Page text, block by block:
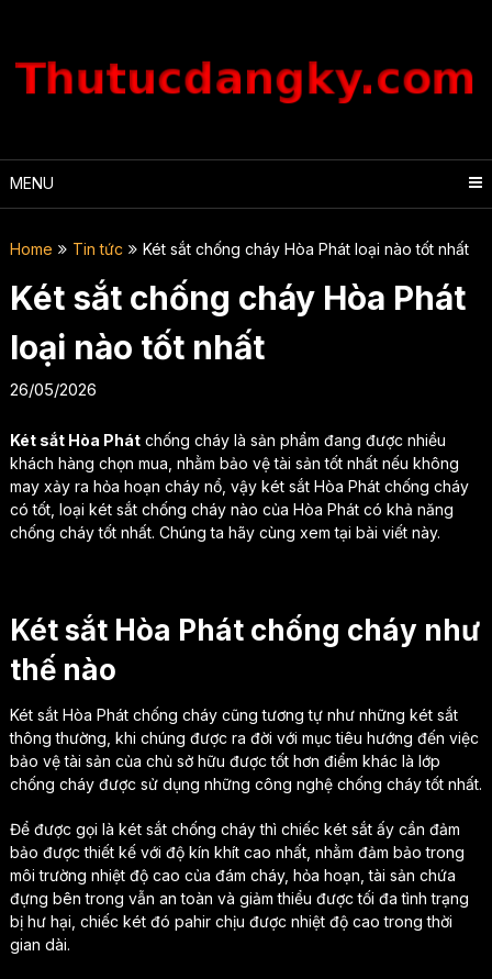
content
MENU
Home Tin tức Két sắt chống cháy Hòa Phát loại nào tốt nhất
Két sắt chống cháy Hòa Phát
loại nào tốt nhất
26/05/2026
Két sắt Hòa Phátchống cháy là sản phẩm đang được nhiều
khách hàng chọn mua, nhằm bảo vệ tài sản tốt nhất nếu không
may xảy ra hỏa hoạn cháy nổ, vậy két sắt Hòa Phát chống cháy
có tốt, loại két sắt chống cháy nào của Hòa Phát có khả năng
chống cháy tốt nhất. Chúng ta hãy cùng xem tại bài viết này.
Két sắt Hòa Phát chống cháy như
thế nào
Két sắt Hòa Phát chống cháy cũng tương tự như những két sắt
thông thường, khi chúng được ra đời với mục tiêu hướng đến việc
bảo vệ tài sản của chủ sở hữu được tốt hơn điểm khác là lớp
chống cháy được sử dụng những công nghệ chống cháy tốt nhất.
Để được gọi là két sắt chống cháy thì chiếc két sắt ấy cần đảm
bảo được thiết kế với độ kín khít cao nhất, nhằm đảm bảo trong
môi trường nhiệt độ cao của đám cháy, hỏa hoạn, tài sản chứa
đựng bên trong vẫn an toàn và giảm thiểu được tối đa tình trạng
bị hư hại, chiếc két đó pahir chịu được nhiệt độ cao trong thời
gian dài.